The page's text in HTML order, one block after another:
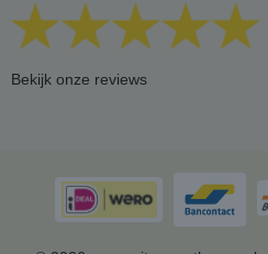
Bekijk onze reviews